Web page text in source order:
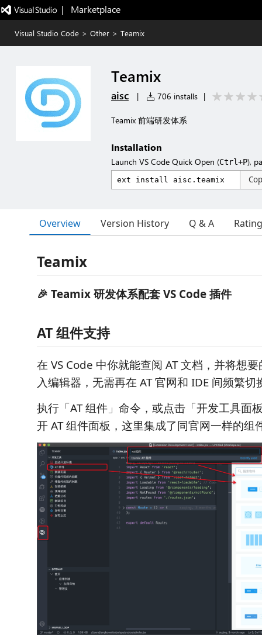
|   Marketplace
Visual Studio Code > Other > Teamix
Teamix
aisc | 706 installs |
Teamix 前端研发体系
Installation
Launch VS Code Quick Open (Ctrl+P),
Overview Version History Q & A
Teamix
🎉 Teamix 研发体系配套 VS Code 插件
AT 组件支持
在 VS Code 中你就能查阅 AT 文档，并将想
入编辑器，无需再在 AT 官网和 IDE 间频繁切
执行「AT 组件」命令，或点击「开发工具面
开 AT 组件面板，这里集成了同官网一样的组